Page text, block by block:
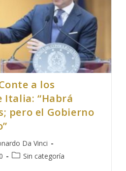
a los
Italia: “Habrá
pero el Gobierno
Da Vinci
Sin categoría